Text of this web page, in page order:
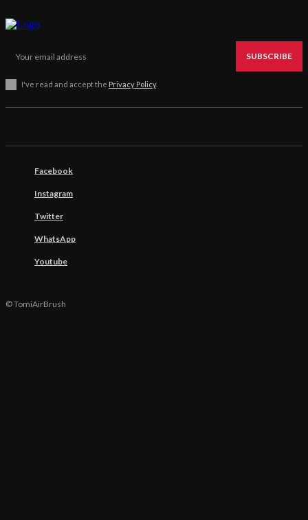
SUBSCRIBE
I've read and accept the Privacy Policy.
Facebook
Instagram
Twitter
WhatsApp
Youtube
© TomiAirBrush